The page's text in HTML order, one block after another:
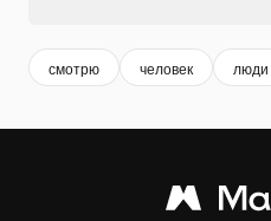
смотрю человек люди